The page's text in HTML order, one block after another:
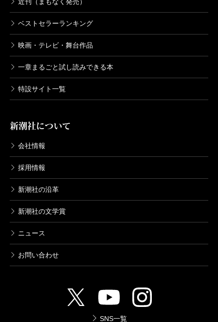
ベストセラーランキング
映画・テレビ・舞台作品
一章まるごと試し読みできる本
特設サイト一覧
新潮社について
会社情報
採用情報
新潮社の沿革
新潮社の文学賞
ニュース
お問い合わせ
SNS一覧